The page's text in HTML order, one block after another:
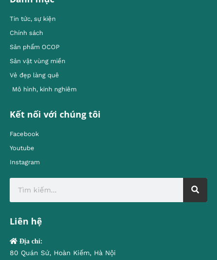
Tin tức, sự kiện
Chính sách
Sản phẩm OCOP
Sản vật vùng miền
Vẻ đẹp làng quê
Mô hình, kinh nghiêm
Kết nối với chúng tôi
Facebook
Youtube
Instagram
Liên hệ
Địa chỉ:
80 Quán Sứ, Hoàn Kiếm, Hà Nội